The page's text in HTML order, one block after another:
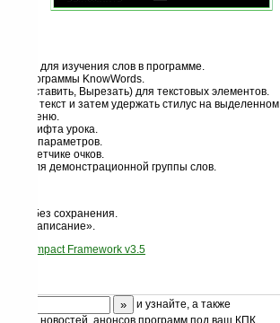
фразы для изучения слов в программе.
программы KnowWords.
Вставить, Вырезать) для текстовых элементов.
текст и затем удержать стилус на выделенном
меню.
шрифта урока.
параметров.
в счетчике очков.
для демонстрационной группы слов.
без сохранения.
«Написание».
.NET Compact Framework v3.5
и узнайте, а также
новостей, анонсов программ под ваш КПК,